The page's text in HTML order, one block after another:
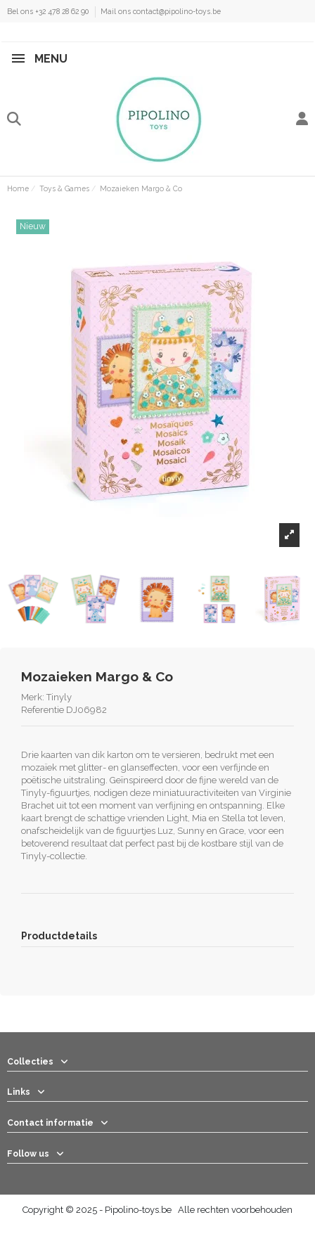
Bel ons +32 478 28 62 90 Mail ons contact@pipolino-toys.be
MENU
Home Toys & Games Mozaieken Margo & Co
Nieuw
Mozaieken Margo & Co
Merk: Tinyly
Referentie DJ06982
Drie kaarten van dik karton om te versieren, bedrukt met een
mozaïek met glitter- en glanseffecten, voor een verfijnde en
poëtische uitstraling. Geïnspireerd door de fijne wereld van de
Tinyly-figuurtjes, nodigen deze miniatuuractiviteiten van Virginie
Brachet uit tot een moment van verfijning en ontspanning. Elke
kaart brengt de schattige vrienden Light, Mia en Stella tot leven,
onafscheidelijk van de figuurtjes Luz, Sunny en Grace, voor een
betoverend resultaat dat perfect past bij de kostbare stijl van de
Tinyly-collectie.
Productdetails
Collecties
Links
Contact informatie
Follow us
Copyright © 2025 - Pipolino-toys.be Alle rechten voorbehouden